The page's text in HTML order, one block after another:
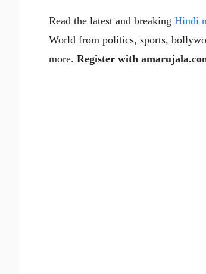
Read the latest and breaking Hindi
World from politics, sports,
more. Register with